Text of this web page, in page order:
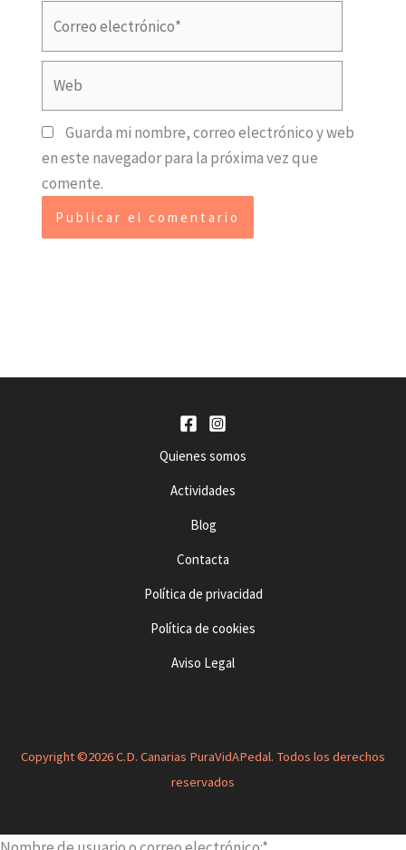
electrónico*
Guarda mi nombre, correo electrónico y web
en este navegador para la próxima vez que
comente.
Quienes somos
Actividades
Blog
Contacta
Política de privacidad
Política de cookies
Aviso Legal
Copyright ©2026 C.D. Canarias PuraVidAPedal. Todos los derechos
reservados